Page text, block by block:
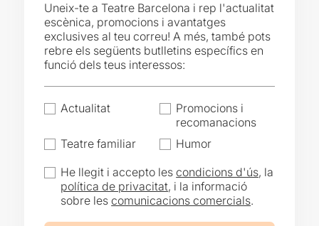
Uneix-te a Teatre Barcelona i rep l'actualitat
escènica, promocions i avantatges
exclusives al teu correu! A més, també pots
rebre els següents butlletins específics en
funció dels teus interessos:
Actualitat
Promocions i
recomanacions
Teatre familiar
Humor
He llegit i accepto lescondicions d'ús, la
política de privacitat, i la informació
sobre lescomunicacions comercials.